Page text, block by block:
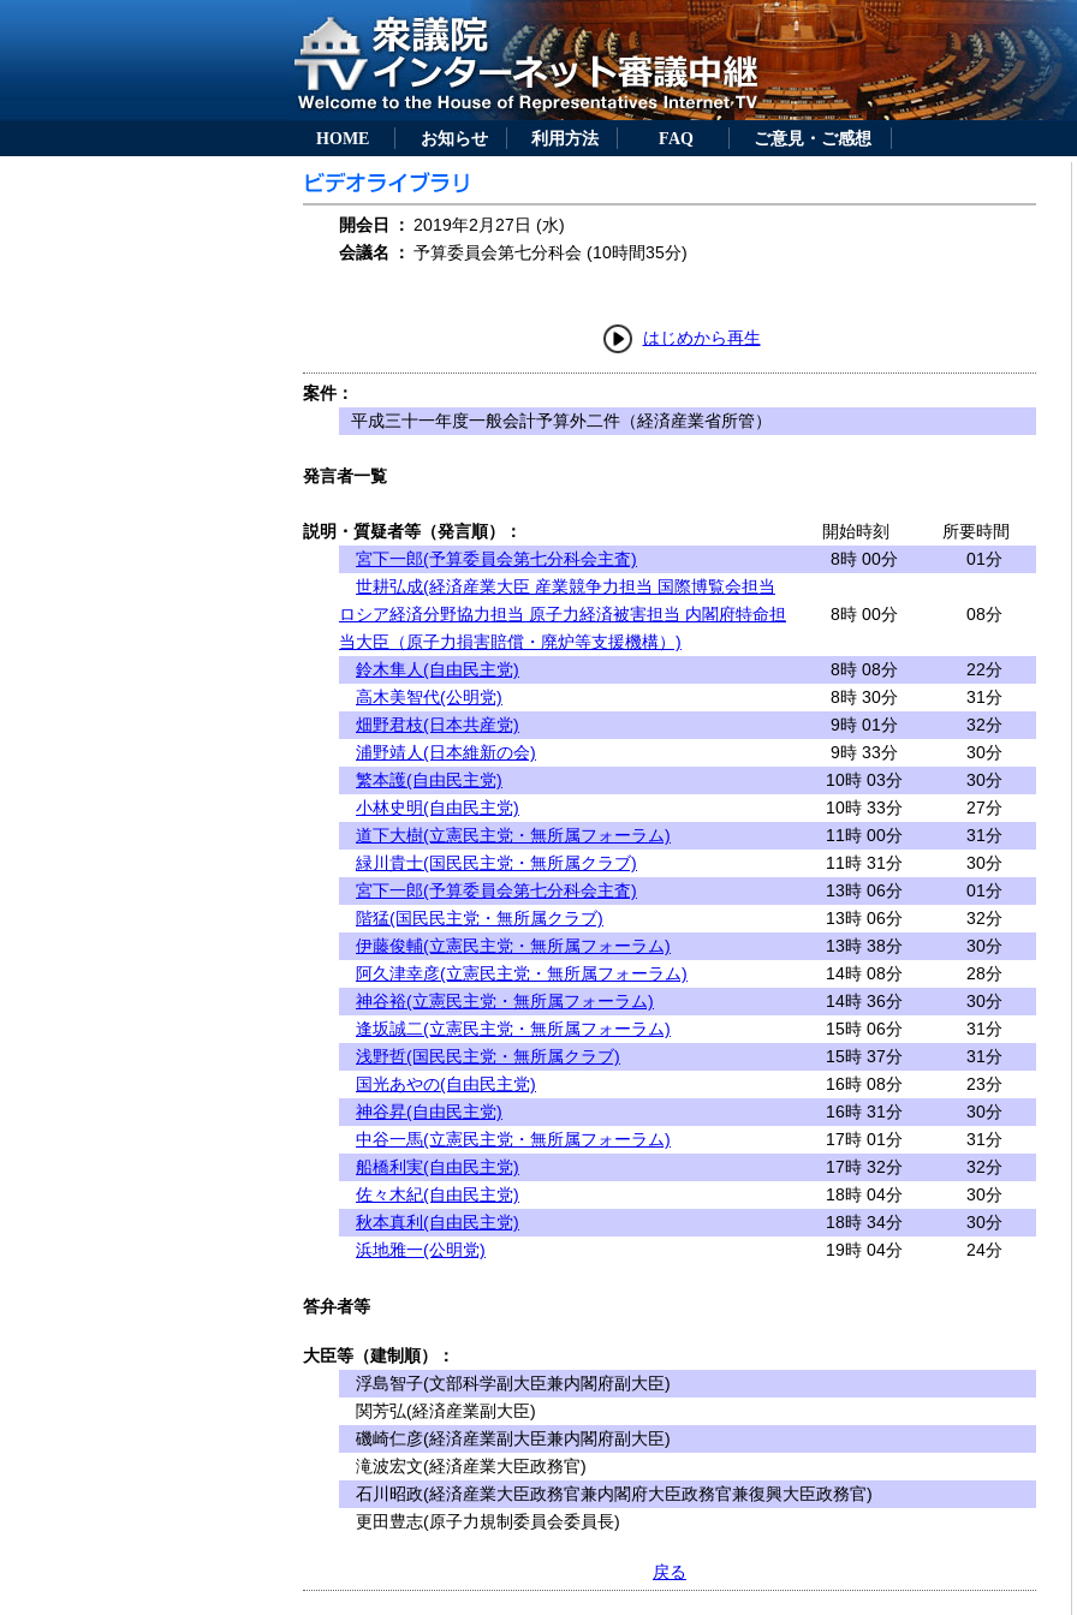
HOME お知らせ 利用方法 FAQ ご意見・ご感想
開会日 ： 2019年2月27日 (水)
会議名
： 予算委員会第七分科会 (10時間35分)
はじめから再生
案件：
平成三十一年度一般会計予算外二件（経済産業省所管）
発言者一覧
説明・質疑者等（発言順）： 開始時刻
所要時間
宮下一郎(予算委員会第七分科会主査)
8時 00分
01分
世耕弘成(経済産業大臣 産業競争力担当 国際博覧会担当
ロシア経済分野協力担当 原子力経済被害担当 内閣府特命担
当大臣（原子力損害賠償・廃炉等支援機構）)
8時 00分 08分
鈴木隼人(自由民主党) 8時 08分
22分
高木美智代(公明党)
8時 30分
31分
畑野君枝(日本共産党)
9時 01分
32分
浦野靖人(日本維新の会)
9時 33分
30分
繁本護(自由民主党)
10時 03分
30分
小林史明(自由民主党)
10時 33分
27分
道下大樹(立憲民主党・無所属フォーラム)
11時 00分
31分
緑川貴士(国民民主党・無所属クラブ)
11時 31分
30分
宮下一郎(予算委員会第七分科会主査)
13時 06分
01分
階猛(国民民主党・無所属クラブ)
13時 06分
32分
伊藤俊輔(立憲民主党・無所属フォーラム)
13時 38分
30分
阿久津幸彦(立憲民主党・無所属フォーラム)
14時 08分
28分
神谷裕(立憲民主党・無所属フォーラム)
14時 36分
30分
逢坂誠二(立憲民主党・無所属フォーラム)
15時 06分
31分
浅野哲(国民民主党・無所属クラブ)
15時 37分
31分
国光あやの(自由民主党)
16時 08分
23分
神谷昇(自由民主党)
16時 31分
30分
中谷一馬(立憲民主党・無所属フォーラム)
17時 01分
31分
船橋利実(自由民主党)
17時 32分
32分
佐々木紀(自由民主党)
18時 04分
30分
秋本真利(自由民主党)
18時 34分
30分
浜地雅一(公明党)
19時 04分 24分
答弁者等
大臣等（建制順）：
浮島智子(文部科学副大臣兼内閣府副大臣)
関芳弘(経済産業副大臣)
磯崎仁彦(経済産業副大臣兼内閣府副大臣)
滝波宏文(経済産業大臣政務官)
石川昭政(経済産業大臣政務官兼内閣府大臣政務官兼復興大臣政務官)
更田豊志(原子力規制委員会委員長)
戻る